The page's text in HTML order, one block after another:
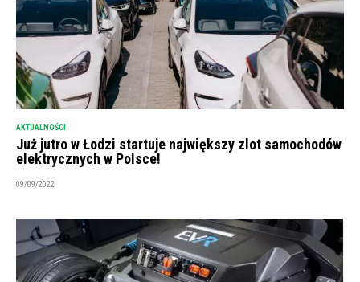
AKTUALNOŚCI
Już jutro w Łodzi startuje największy zlot samochodów
elektrycznych w Polsce!
09/09/2022